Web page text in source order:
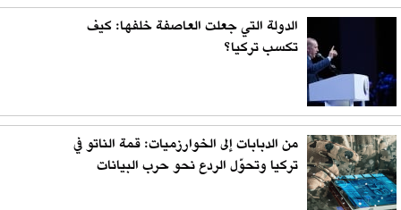
الدولة التي جعلت العاصفة خلفها: كيف
تكسب تركيا؟
من الدبابات إلى الخوارزميات: قمة الناتو في
تركيا وتحوّل الردع نحو حرب البيانات